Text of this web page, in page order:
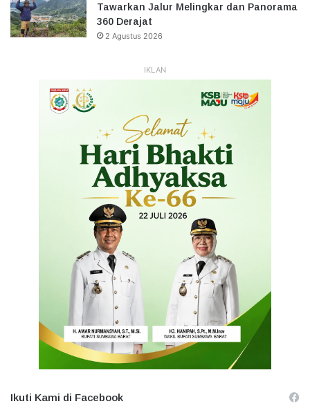
Tawarkan Jalur Melingkar dan Panorama
360 Derajat
2 Agustus 2026
IKLAN
Ikuti Kami di Facebook